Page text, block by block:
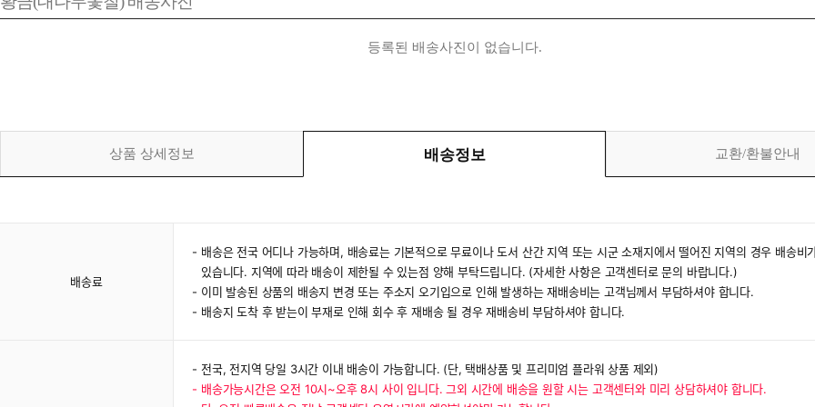
등록된 배송사진이 없습니다.
상품 상세정보 배송정보 교환/환불안내
배송료
배송은 전국 어디나 가능하며, 배송료는 기본적으로 무료이나 도서 산간 지역 또는 시군 소재지에서 떨어진 지역의 경우 배송비
있습니다. 지역에 따라 배송이 제한될 수 있는점 양해 부탁드립니다. (자세한 사항은 고객센터로 문의 바랍니다.)
이미 발송된 상품의 배송지 변경 또는 주소지 오기입으로 인해 발생하는 재배송비는 고객님께서 부담하셔야 합니다.
배송지 도착 후 받는이 부재로 인해 회수 후 재배송 될 경우 재배송비 부담하셔야 합니다.
전국, 전지역 당일 3시간 이내 배송이 가능합니다. (단, 택배상품 및 프리미엄 플라워 상품 제외)
배송가능시간은 오전 10시~오후 8시 사이 입니다. 그외 시간에 배송을 원할 시는 고객센터와 미리 상담하셔야 합니다.